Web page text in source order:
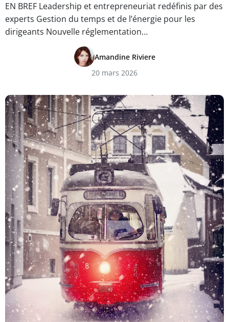
EN BREF Leadership et entrepreneuriat redéfinis par des
experts Gestion du temps et de l’énergie pour les
dirigeants Nouvelle réglementation…
Amandine Riviere
20 mars 2026